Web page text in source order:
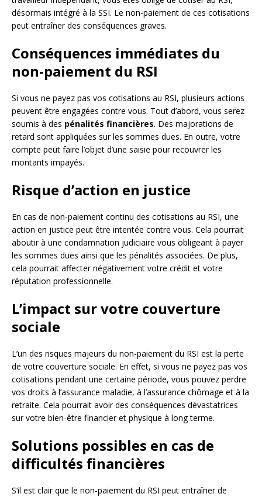
désormais intégré à la SSI. Le non-paiement de ces cotisations
peut entraîner des conséquences graves.
Conséquences immédiates du
non-paiement du RSI
Si vous ne payez pas vos cotisations au RSI, plusieurs actions
peuvent être engagées contre vous. Tout d’abord, vous serez
soumis à des pénalités financières. Des majorations de
retard sont appliquées sur les sommes dues. En outre, votre
compte peut faire l’objet d’une saisie pour recouvrer les
montants impayés.
Risque d’action en justice
En cas de non-paiement continu des cotisations au RSI, une
action en justice peut être intentée contre vous. Cela pourrait
aboutir à une condamnation judiciaire vous obligeant à payer
les sommes dues ainsi que les pénalités associées. De plus,
cela pourrait affecter négativement votre crédit et votre
réputation professionnelle.
L’impact sur votre couverture
sociale
L’un des risques majeurs du non-paiement du RSI est la perte
de votre couverture sociale. En effet, si vous ne payez pas vos
cotisations pendant une certaine période, vous pouvez perdre
vos droits à l’assurance maladie, à l’assurance chômage et à la
retraite. Cela pourrait avoir des conséquences dévastatrices
sur votre bien-être financier et physique à long terme.
Solutions possibles en cas de
difficultés financières
S’il est clair que le non-paiement du RSI peut entraîner de